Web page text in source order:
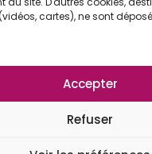
cartes), ne sont
Accepter
Refuser
responsabilité.